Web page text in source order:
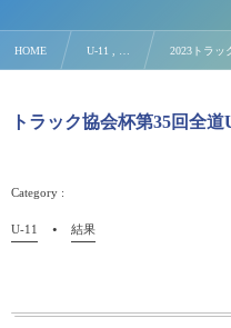
HOME U-11 , … 2023トラ
トラック協会杯第35回全
U-11 結果